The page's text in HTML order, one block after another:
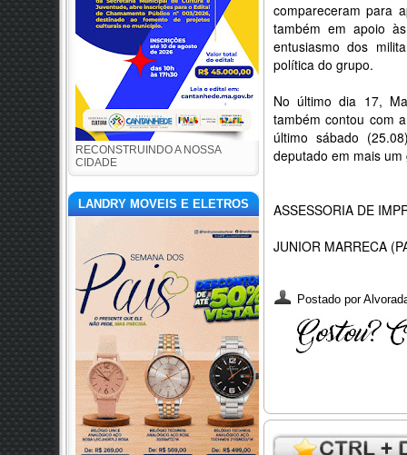
RECONSTRUINDO A NOSSA
CIDADE
LANDRY MOVEIS E ELETROS
compareceram para
também em apoio
entusiasmo dos
política do grupo.
No último dia 17,
também contou com
último sábado
deputado em mais
ASSESSORIA DE
JUNIOR MARRECA
Postado por